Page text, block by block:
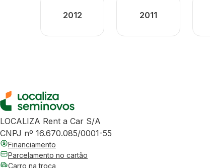
2012 2011
LOCALIZA Rent a Car S/A
CNPJ nº 16.670.085/0001-55
Financiamento
Parcelamento no cartão
Carro na troca